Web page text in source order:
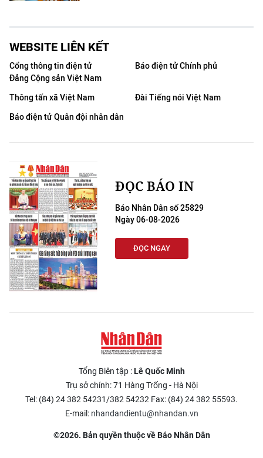
WEBSITE LIÊN KẾT
Cổng thông tin điện tử
Đảng Cộng sản Việt Nam
Báo điện tử Chính phủ
Thông tấn xã Việt Nam
Đài Tiếng nói Việt Nam
Báo điện tử Quân đội nhân dân
ĐỌC BÁO IN
Báo Nhân Dân số 25829
Ngày 06-08-2026
ĐỌC NGAY
Tổng Biên tập :Lê Quốc Minh
Trụ sở chính: 71 Hàng Trống - Hà Nội
Tel: (84) 24 382 54231/382 54232 Fax: (84) 24 382 55593.
E-mail: nhandandientu@nhandan.vn
©2026. Bản quyền thuộc về Báo Nhân Dân